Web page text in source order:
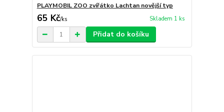
PLAYMOBIL ZOO zvířátko Lachtan novější typ
65 Kč/ks Skladem 1 ks
Přidat do košíku